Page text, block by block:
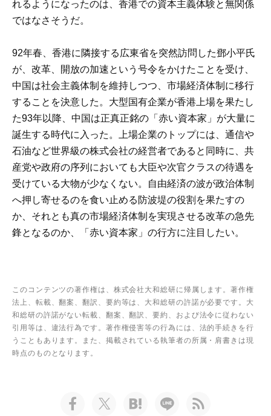
れるようになったのは、香港での資本主義体験と無関係
ではなさそうだ。
92年春、香港に隣接する広東省を突然訪問した鄧小平氏
が、改革、開放の加速という号令をかけたことを受け、
中国は社会主義体制を維持しつつ、市場経済体制に移行
することを決意した。大型国有企業が香港上場を果たし
た93年以降、中国は正真正銘の「赤い資本家」が大量に
誕生する時代に入った。上場企業のトップには、通信や
石油など世界級の株式会社の経営者であると同時に、共
産党や政府の序列においても大臣や次官クラスの待遇を
受けている大物が少なくない。自由経済の波が政治体制
へ押し寄せるのを食い止める防波堤の役割を果たすの
か、それとも真の市場経済体制を実現させる改革の急先
鋒となるのか、「赤い資本家」の行方に注目したい。
このコンテンツの著作権は、株式会社大和総研に帰属します。著作権
法上、転載、翻案、翻訳、要約等は、大和総研の許諾が必要です。大
和総研の許諾がない転載、翻案、翻訳、要約、および法令に従わない
引用等は、違法行為です。著作権侵害等の行為には、法的手続きを行
うこともあります。また、掲載されている執筆者の所属・肩書きは現
時点のものとなります。